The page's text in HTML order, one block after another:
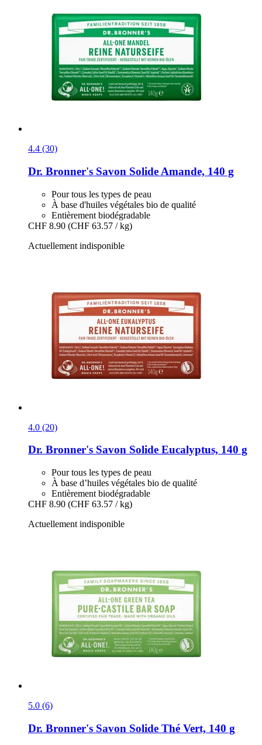
4.4 (30)
Dr. Bronner's Savon Solide Amande, 140 g
Pour tous les types de peau
À base d'huiles végétales bio de qualité
Entièrement biodégradable
CHF 8.90 (CHF 63.57 / kg)
Actuellement indisponible
4.0 (20)
Dr. Bronner's Savon Solide Eucalyptus, 140 g
Pour tous les types de peau
À base d’huiles végétales bio de qualité
Entièrement biodégradable
CHF 8.90 (CHF 63.57 / kg)
Actuellement indisponible
5.0 (6)
Dr. Bronner's Savon Solide Thé Vert, 140 g